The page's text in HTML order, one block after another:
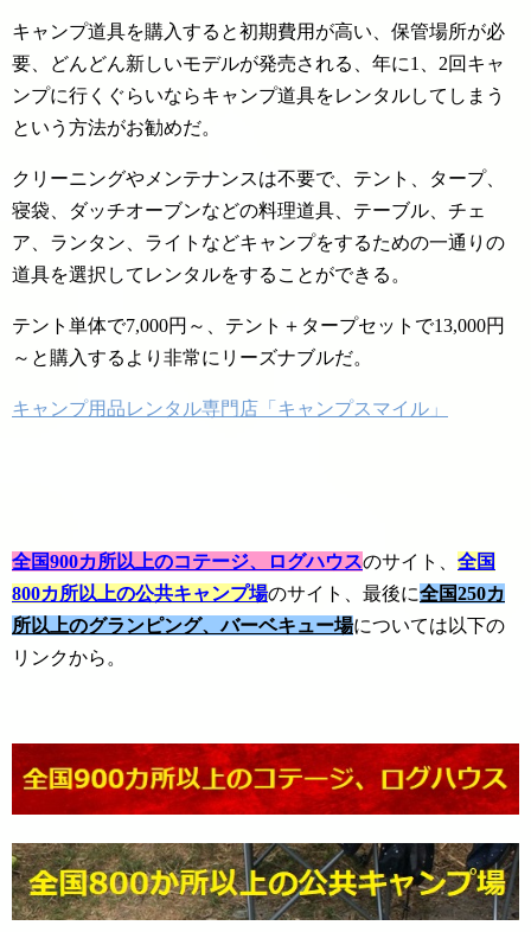
キャンプ道具を購入すると初期費用が高い、保管場所が必
要、どんどん新しいモデルが発売される、年に1、2回キャ
ンプに行くぐらいならキャンプ道具をレンタルしてしまう
という方法がお勧めだ。
クリーニングやメンテナンスは不要で、テント、タープ、
寝袋、ダッチオーブンなどの料理道具、テーブル、チェ
ア、ランタン、ライトなどキャンプをするための一通りの
道具を選択してレンタルをすることができる。
テント単体で7,000円～、テント＋タープセットで13,000円
～と購入するより非常にリーズナブルだ。
キャンプ用品レンタル専門店「キャンプスマイル」
全国900カ所以上のコテージ、ログハウスのサイト、 全国
800カ所以上の公共キャンプ場のサイト、最後に全国250カ
所以上のグランピング、バーベキュー場については以下の
リンクから。